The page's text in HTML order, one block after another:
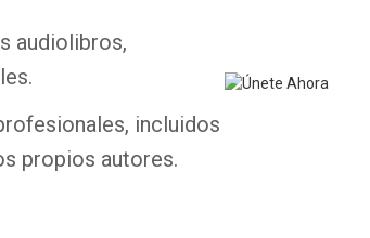
audiolibros,
incluidos
propios autores.